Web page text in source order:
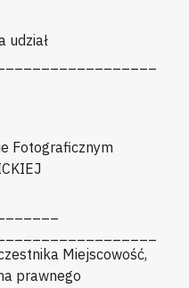
udział
Fotograficznym
Miejscowość,
prawnego